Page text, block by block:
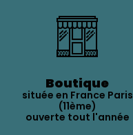
Boutique
située en France Paris
(11ème)
ouverte tout l'année